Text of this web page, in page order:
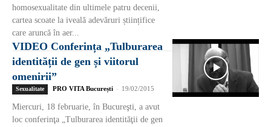
homosexualitate din ultimele patru decenii,
cartea scoate la iveală adevăruri științifice
care aruncă în aer...
VIDEO Conferința „Tulburarea
identității de gen și viitorul
omenirii”
Sexualitate PRO VITA București - 19/02/2015
Miercuri, 18 februarie, în Bucureşti, a avut
loc conferinţa „Tulburarea identităţii de gen